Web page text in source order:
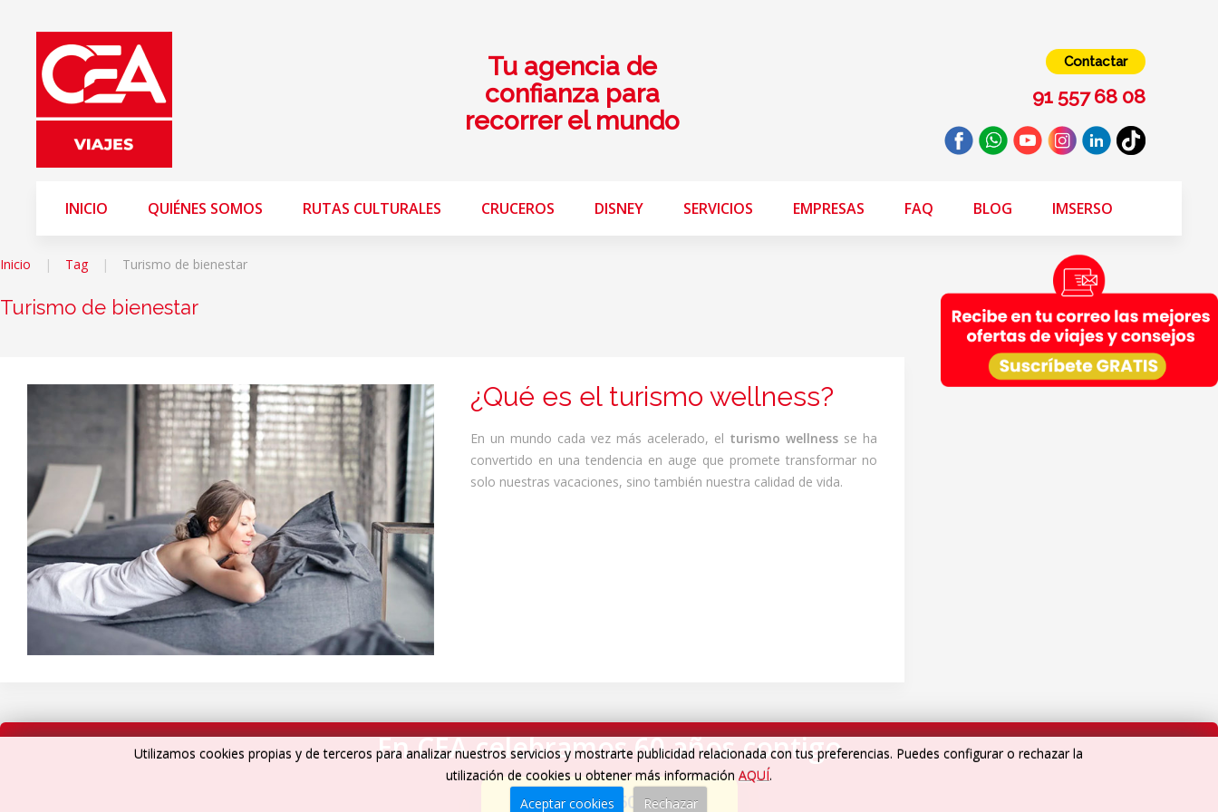
Tu agencia de
confianza para
recorrer el mundo
Contactar
91 557 68 08
INICIO QUIÉNES SOMOS RUTAS CULTURALES CRUCEROS DISNEY SERVICIOS EMPRESAS FAQ BLOG IMSERSO
Inicio Tag Turismo de bienestar
Turismo de bienestar
¿Qué es el turismo wellness?
En un mundo cada vez más acelerado, el turismo wellness se ha
convertido en una tendencia en auge que promete transformar no
solo nuestras vacaciones, sino también nuestra calidad de vida.
En CEA celebramos 60 años contigo
Cumplimos 60 años→
Utilizamos cookies propias y de terceros para analizar nuestros servicios y mostrarte publicidad relacionada con tus preferencias. Puedes configurar o rechazar la
utilización de cookies u obtener más información AQUÍ.
Aceptar cookies
Rechazar